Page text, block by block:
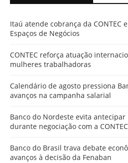
Itaú atende cobrança da CONTEC
Espaços de Negócios
CONTEC reforça atuação
mulheres trabalhadoras
Calendário de agosto pressiona
avanços na campanha salarial
Banco do Nordeste evita
durante negociação com a CONTEC
Banco do Brasil trava debate
avanços à decisão da Fenaban